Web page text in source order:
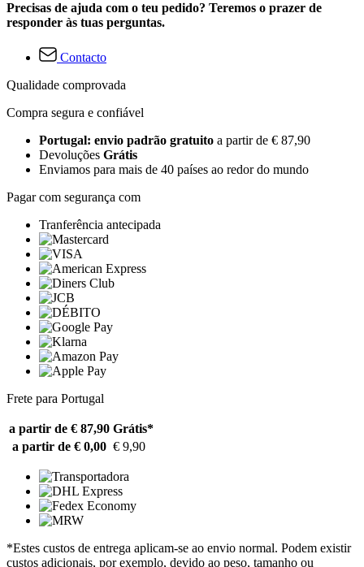
Precisas de ajuda com o teu pedido? Teremos o prazer de
responder às tuas perguntas.
Contacto
Qualidade comprovada
Compra segura e confiável
Portugal: envio padrão gratuito a partir de € 87,90
Devoluções Grátis
Enviamos para mais de 40 países ao redor do mundo
Pagar com segurança com
Tranferência antecipada
Frete para Portugal
a partir de € 87,90 Grátis*
a partir de € 0,00 € 9,90
*Estes custos de entrega aplicam-se ao envio normal. Podem existir
custos adicionais, por exemplo, devido ao peso, tamanho ou